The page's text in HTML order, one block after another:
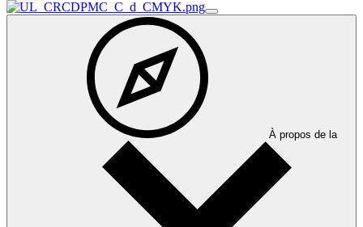
À propos de la